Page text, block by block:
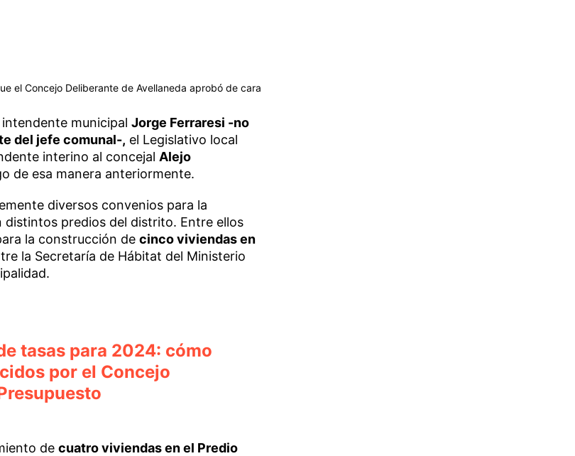
el Concejo Deliberante de Avellaneda aprobó de cara
municipal Jorge Ferraresi -no
del jefe comunal-, el Legislativo local
interino al concejal Alejo
de esa manera anteriormente.
diversos convenios para la
distintos predios del distrito. Entre ellos
la construcción de cinco viviendas en
la Secretaría de Hábitat del Ministerio
tasas para 2024: cómo
por el Concejo
de cuatro viviendas en el Predio